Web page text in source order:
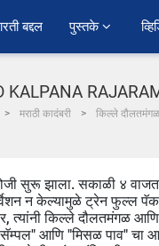
बद्दल पुस्तके
RAJARAM
मराठी कादंबरी किल्ले
सुरू झाला. सकाळी ४
न केल्यामुळे ट्रेन फुल्ल पॅक
त्यांनी किल्ले दौलतमंगळ
सॅम्पल" आणि "मिसळ पाव" चा